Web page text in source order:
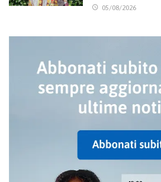
05/08/2026